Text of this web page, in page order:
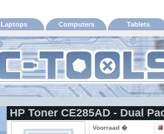
Laptops Computers Tablets
HP Toner CE285AD - Dual
Voorraad �